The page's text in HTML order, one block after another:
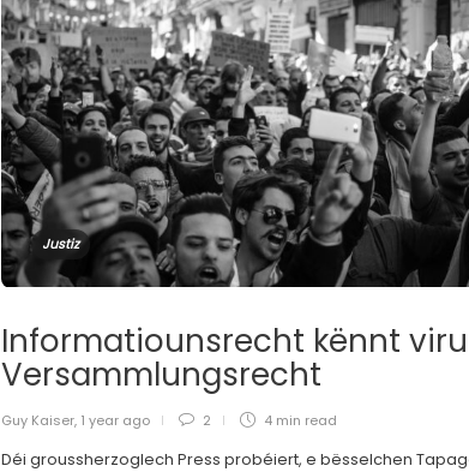
Justiz
Informatiounsrecht kënnt viru
Versammlungsrecht
Guy Kaiser, 1 year ago 2 4 min read
Déi groussherzoglech Press probéiert, e bësselchen